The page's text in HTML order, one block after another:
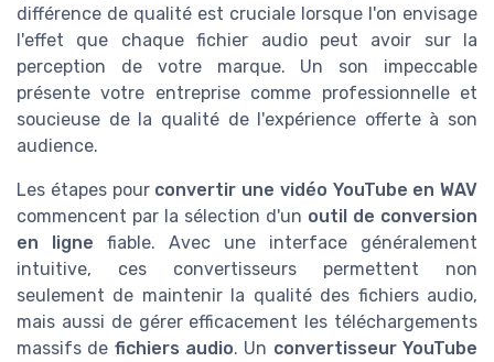
différence de qualité est cruciale lorsque l'on envisage
l'effet que chaque fichier audio peut avoir sur la
perception de votre marque. Un son impeccable
présente votre entreprise comme professionnelle et
soucieuse de la qualité de l'expérience offerte à son
audience.
Les étapes pour convertir une vidéo YouTube en WAV
commencent par la sélection d'un outil de conversion
en ligne fiable. Avec une interface généralement
intuitive, ces convertisseurs permettent non
seulement de maintenir la qualité des fichiers audio,
mais aussi de gérer efficacement les téléchargements
massifs de fichiers audio. Un convertisseur YouTube